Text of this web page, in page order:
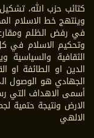
كتائب حزب الله،
وينتهج خط الاسلام
في رفض الظلم
وتحكيم الاسلام في
الثقافية والسياسية
الدين او الطائفة او
الجهادي هو الوصول
أسمى الاهداف التي
الارض ونتيجة حتمية
الالهي